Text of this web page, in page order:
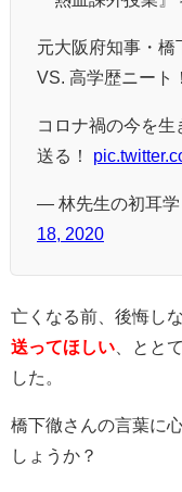
元大阪府知事・橋
VS. 高学歴ニート
コロナ禍の今を
送る！
— 林先生の初耳学
18, 2020
亡くなる前、後悔し
送ってほしい 、とと
した。
橋下徹さんの言葉に
しょうか？